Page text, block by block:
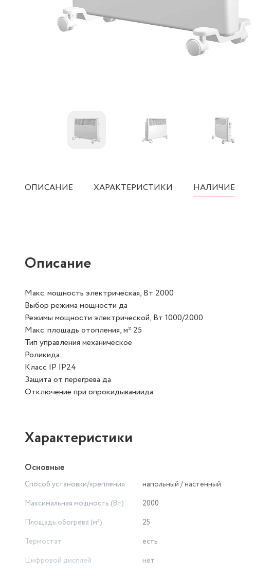
ОПИСАНИЕ ХАРАКТЕРИСТИКИ НАЛИЧИЕ
Описание
Макс. мощность электрическая, Вт 2000
Выбор режима мощности да
Режимы мощности электрической, Вт 1000/2000
Макс. площадь отопления, м² 25
Тип управления механическое
Роликида
Класс IP IP24
Защита от перегрева да
Отключение при опрокидываниида
Характеристики
Основные
Способ установки/крепления
напольный / настенный
Максимальная мощность (Вт)
2000
Площадь обогрева (м²)
25
Термостат
есть
Цифровой дисплей
нет